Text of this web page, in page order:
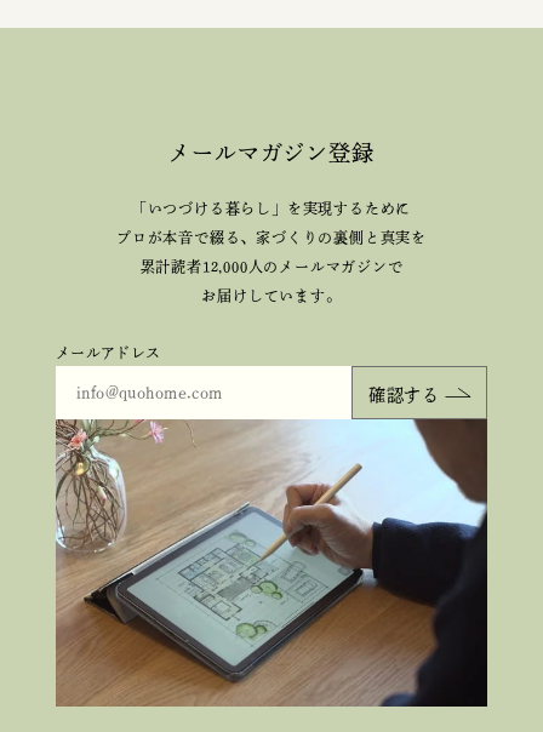
メールマガジン登録
「いつづける暮らし」を実現するために
プロが本音で綴る、家づくりの裏側と真実を
累計読者12,000人のメールマガジンで
お届けしています。
メールアドレス